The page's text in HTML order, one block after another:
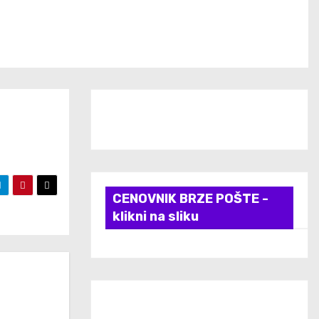
CENOVNIK BRZE POŠTE -
klikni na sliku